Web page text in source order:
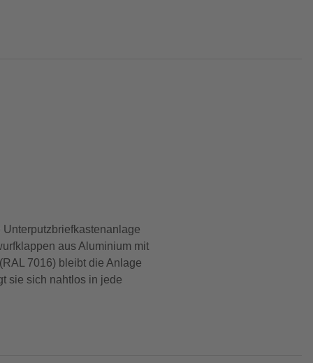
aus Aluminium mit
7016) bleibt die Anlage
sie sich nahtlos in jede